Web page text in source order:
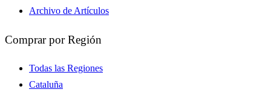
Archivo de Artículos
Comprar por Región
Todas las Regiones
Cataluña